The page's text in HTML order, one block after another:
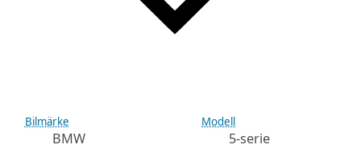
Bilmärke
BMW
Modell
5-serie